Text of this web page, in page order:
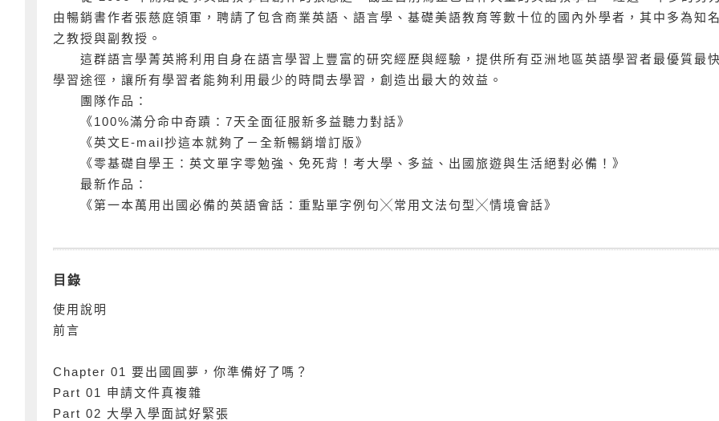
由暢銷書作者張慈庭領軍，聘請了包含商業英語、語言學、基礎美語教育等數十位的國內外學者，其中多為知
之教授與副教授。
這群語言學菁英將利用自身在語言學習上豐富的研究經歷與經驗，提供所有亞洲地區英語學習者最優質最
學習途徑，讓所有學習者能夠利用最少的時間去學習，創造出最大的效益。
團隊作品：
《100%滿分命中奇蹟：7天全面征服新多益聽力對話》
《英文E-mail抄這本就夠了－全新暢銷增訂版》
《零基礎自學王：英文單字零勉強、免死背！考大學、多益、出國旅遊與生活絕對必備！》
最新作品：
《第一本萬用出國必備的英語會話：重點單字例句╳常用文法句型╳情境會話》
目錄
使用說明
前言
Chapter 01 要出國圓夢，你準備好了嗎？
Part 01 申請文件真複雜
Part 02 大學入學面試好緊張